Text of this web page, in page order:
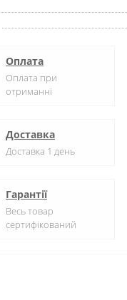
Оплата
Оплата при
отриманні
Доставка
Доставка 1 день
Гарантії
Весь товар
сертифікований